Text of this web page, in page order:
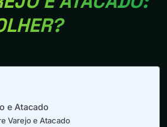
e Atacado
Varejo e Atacado